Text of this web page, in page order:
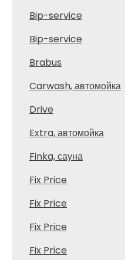
Bip-service
Bip-service
Brabus
Carwash, автомойка
Drive
Extra, автомойка
Finka, сауна
Fix Price
Fix Price
Fix Price
Fix Price